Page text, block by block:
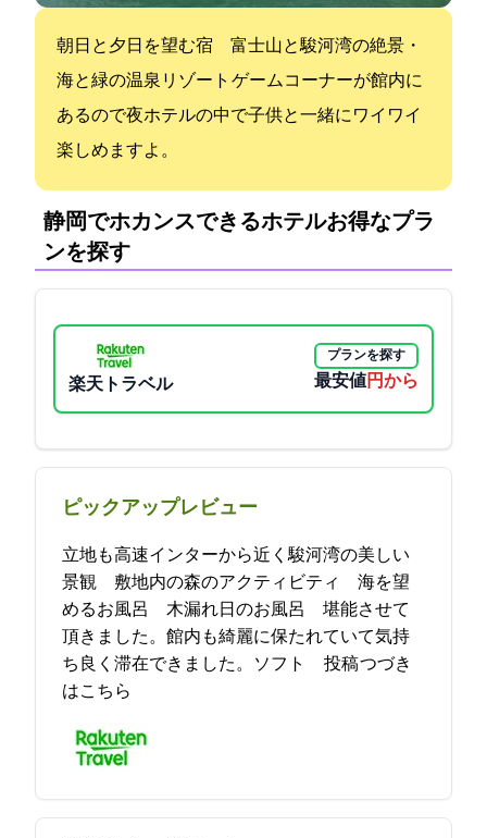
朝日と夕日を望む宿 富士山と駿河湾の絶景・
海と緑の温泉リゾート ゲームコーナーが館内に
あるので夜ホテルの中で子供と一緒にワイワイ
楽しめますよ。
静岡でホカンスできるホテル:お得なプラ
ンを探す
楽天トラベル
プランを探す
最安値20900円から
ピックアップレビュー
立地も高速インターから近く駿河湾の美しい
景観 敷地内の森のアクティビティ 海を望
めるお風呂 木漏れ日のお風呂 堪能させて
頂きました。館内も綺麗に保たれていて気持
ち良く滞在できました。ソフト… 2023-05-27 13:56:08投稿つづき
はこちら